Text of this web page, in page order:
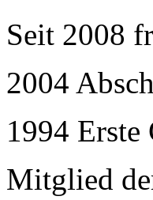
Seit 2008
2004
1994
Mitglied